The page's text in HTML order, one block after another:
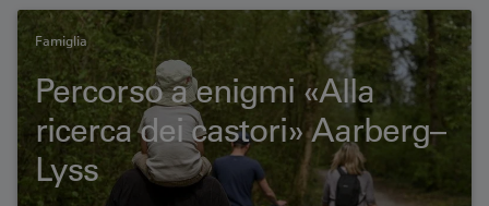
Famiglia
Percorso a enigmi «Alla
ricerca dei castori» Aarberg–
Lyss